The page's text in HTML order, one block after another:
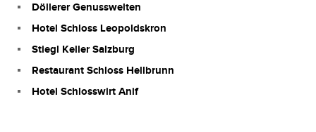
Döllerer Genusswelten
Hotel Schloss Leopoldskron
Stiegl Keller Salzburg
Restaurant Schloss Hellbrunn
Hotel Schlosswirt Anif